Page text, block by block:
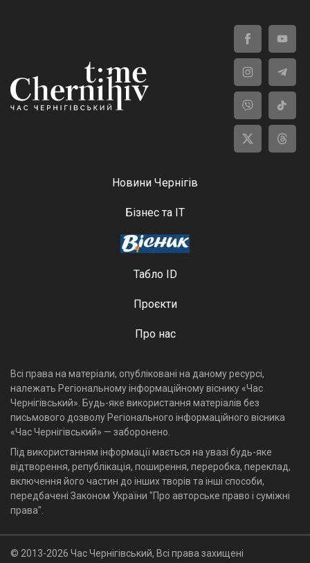
Новини Чернігів
Бізнес та ІТ
Табло ID
Проєкти
Про нас
Всі права на матеріали, опубліковані на даному ресурсі,
належать Регіональному інформаційному віснику «Час
Чернігівський». Будь-яке використання матеріалів без
письмового дозволу Регіонального інформаційного вісника
«Час Чернігівський» — заборонено.
Під використанням інформації мається на увазі будь-яке
відтворення, републікація, поширення, переробка, переклад,
включення його частин до інших творів та інші способи,
передбачені Законом України "Про авторське право і суміжні
права".
© 2013-2026 Час Чернігівський, Всі права захищені